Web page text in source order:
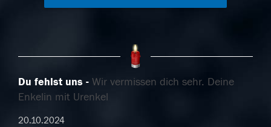
Du fehlst uns
Wir vermissen dich sehr. Deine
Enkelin mit Urenkel
20.10.2024